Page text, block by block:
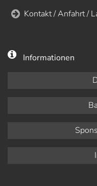
Kontakt / Anfahrt /
Informationen